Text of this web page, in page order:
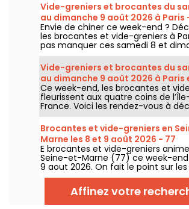
Vide-greniers et brocantes du
au dimanche 9 août 2026 à Paris
programme du week-end
Envie de chiner ce week-end ?
les brocantes et vide-greniers à
pas manquer ces samedi 8 et
août 2026 pour faire le plein de
affaires.
Vide-greniers et brocantes du
au dimanche 9 août 2026 à Paris
de-France - le programme du
Ce week-end, les brocantes et
fleurissent aux quatre coins de
France. Voici les rendez-vous à
ces samedi 8 et dimanche 9 août
chiner, fouiller et peut-être
rare.
Brocantes et vide-greniers en
Marne les 8 et 9 août 2026 - 77
E brocantes et vide-greniers
Seine-et-Marne (77) ce week-
9 aout 2026. On fait le point sur
vous qui vous attendent !
Affinez votre